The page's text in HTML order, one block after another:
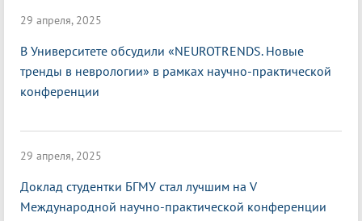
29 апреля, 2025
В Университете обсудили «NEUROTRENDS. Новые
тренды в неврологии» в рамках научно-практической
конференции
29 апреля, 2025
Доклад студентки БГМУ стал лучшим на V
Международной научно-практической конференции